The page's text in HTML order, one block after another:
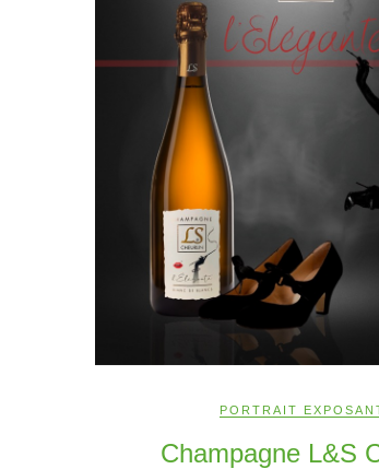
PORTRAIT
Champagne L&S